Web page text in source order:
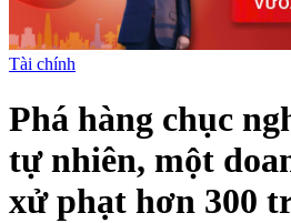
Tài chính
Phá hàng chục
tự nhiên, một
xử phạt hơn 300